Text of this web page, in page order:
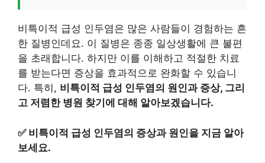
비특이적 급성 인두염은 많은 사람들이 경험하는 흔
한 질병인데요. 이 질병은 종종 일상생활에 큰 불편
을 초래합니다. 하지만 이를 이해하고 적절한 치료
를 받는다면 증상을 효과적으로 완화할 수 있습니
다. 특히, 비특이적 급성 인두염의 원인과 증상, 그리
고 저렴한 병원 찾기에 대해 알아보겠습니다.
✅ 비특이적 급성 인두염의 증상과 원인을 지금 알아
보세요.